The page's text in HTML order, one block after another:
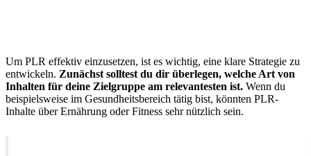
Um PLR effektiv einzusetzen, ist es wichtig, eine klare Strategie zu
entwickeln. Zunächst solltest du dir überlegen, welche Art von
Inhalten für deine Zielgruppe am relevantesten ist. Wenn du
beispielsweise im Gesundheitsbereich tätig bist, könnten PLR-
Inhalte über Ernährung oder Fitness sehr nützlich sein.